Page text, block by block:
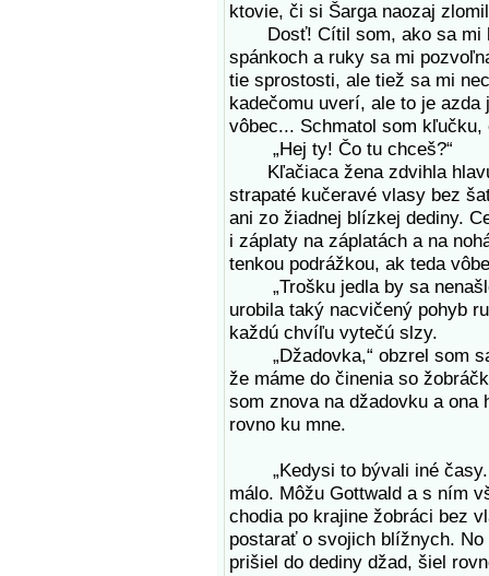
ktovie, či si Šarga naozaj
Dosť! Cítil som, ako sa mi
spánkoch a ruky sa mi
tie sprostosti, ale tiež sa mi
kadečomu uverí, ale to je
vôbec... Schmatol som
„Hej ty! Čo tu chceš?“
Kľačiaca žena zdvihla
strapaté kučeravé vlasy bez
ani zo žiadnej blízkej dediny.
i záplaty na záplatách a na
tenkou podrážkou, ak teda
„Trošku jedla by sa
urobila taký nacvičený pohyb
každú chvíľu vytečú slzy.
„Džadovka,“ obzrel som sa
že máme do činenia so
som znova na džadovku a
rovno ku mne.
„Kedysi to bývali iné časy.
málo. Môžu Gottwald a s ním
chodia po krajine žobráci bez
postarať o svojich blížnych.
prišiel do dediny džad, šiel